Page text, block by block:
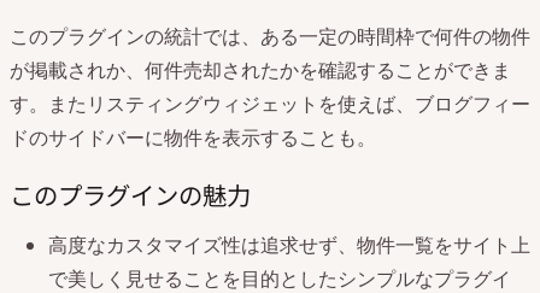
このプラグインの統計では、ある一定の時間枠で何件の物件
が掲載されか、何件売却されたかを確認することができま
す。またリスティングウィジェットを使えば、ブログフィー
ドのサイドバーに物件を表示することも。
このプラグインの魅力
高度なカスタマイズ性は追求せず、物件一覧をサイト上
で美しく見せることを目的としたシンプルなプラグイ